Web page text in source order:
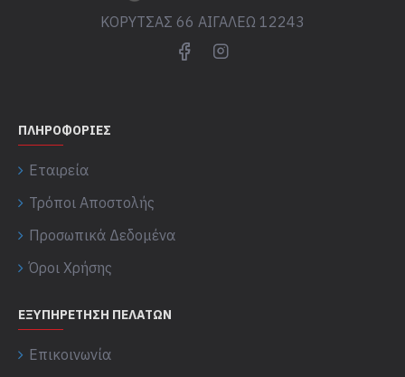
ΚΟΡΥΤΣΑΣ 66 ΑΙΓΑΛΕΩ 12243
ΠΛΗΡΟΦΟΡΊΕΣ
Εταιρεία
Τρόποι Αποστολής
Προσωπικά Δεδομένα
Όροι Χρήσης
ΕΞΥΠΗΡΈΤΗΣΗ ΠΕΛΑΤΏΝ
Επικοινωνία